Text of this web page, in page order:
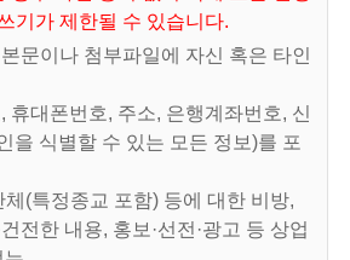
기가 제한될 수 있습니다.
문이나 첨부파일에 자신 혹은 타인
대폰번호, 주소, 은행계좌번호, 신
을 식별할 수 있는 모든 정보)를 포
(특정종교 포함) 등에 대한 비방,
전한 내용, 홍보·선전·광고 등 상업